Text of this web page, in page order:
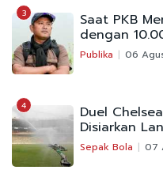
3 Saat PKB
dengan
Publika 06
4 Duel
Disiarkan
Sepak Bola 07